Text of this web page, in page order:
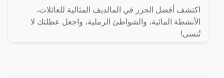
اكتشف أفضل الجزر في المالديف المثالية للعائلات،
الأنشطة المائية، والشواطئ الرملية، واجعل عطلتك لا
تُنسى!